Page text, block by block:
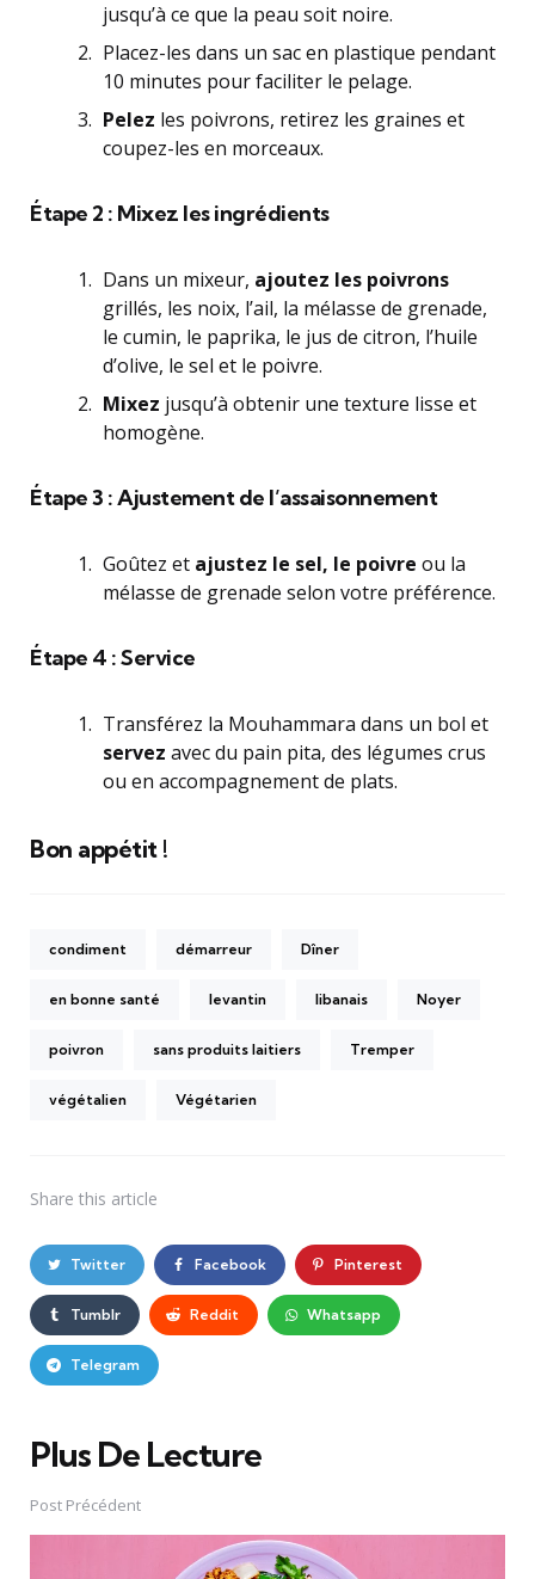
jusqu’à ce que la peau soit noire.
Placez-les dans un sac en plastique pendant
10 minutes pour faciliter le pelage.
Pelez les poivrons, retirez les graines et
coupez-les en morceaux.
Étape 2 : Mixez les ingrédients
Dans un mixeur, ajoutez les poivrons
grillés, les noix, l’ail, la mélasse de grenade,
le cumin, le paprika, le jus de citron, l’huile
d’olive, le sel et le poivre.
Mixez jusqu’à obtenir une texture lisse et
homogène.
Étape 3 : Ajustement de l’assaisonnement
Goûtez et ajustez le sel, le poivre ou la
mélasse de grenade selon votre préférence.
Étape 4 : Service
Transférez la Mouhammara dans un bol et
servez avec du pain pita, des légumes crus
ou en accompagnement de plats.
Bon appétit !
condiment démarreur Dîner
en bonne santé levantin libanais Noyer
poivron sans produits laitiers Tremper
végétalien Végétarien
Share this article
Twitter Facebook Pinterest
Tumblr Reddit Whatsapp
Telegram
Plus De Lecture
Post
navigation
Post Précédent